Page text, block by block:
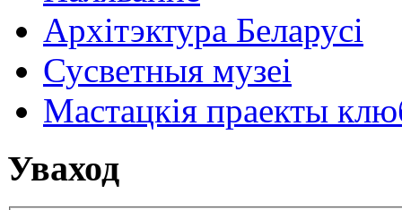
Архітэктура Беларусі
Сусветныя музеі
Мастацкія праекты
Уваход